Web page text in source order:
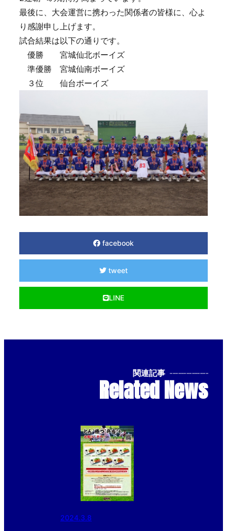
最後に、大会運営に携わった関係者の皆様に、心よ
り感謝申し上げます。
試合結果は以下の通りです。
優勝 宮城仙北ボーイズ
準優勝 宮城仙南ボーイズ
３位 仙台ボーイズ
facebook
tweet
LINE
関連記事 --------------
Related News
2024.3.8